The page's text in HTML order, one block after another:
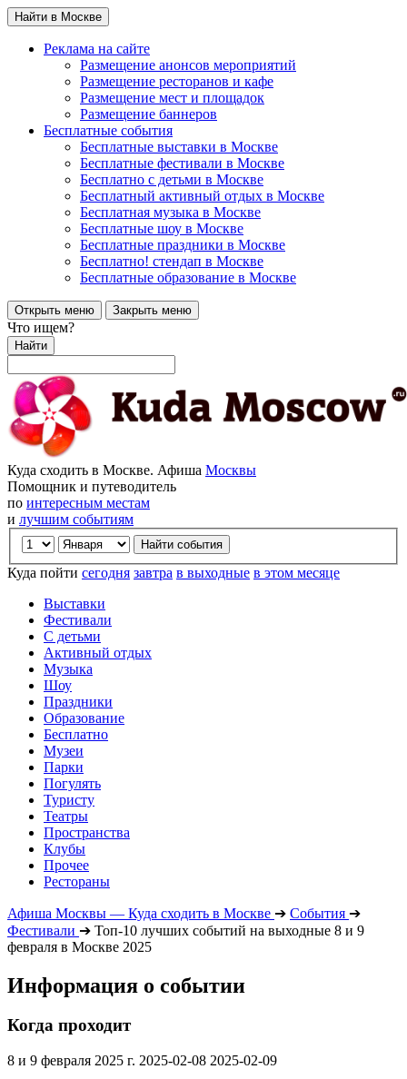
Найти в Москве
Реклама на сайте
Размещение анонсов мероприятий
Размещение ресторанов и кафе
Размещение мест и площадок
Размещение баннеров
Бесплатные события
Бесплатные выставки в Москве
Бесплатные фестивали в Москве
Бесплатно с детьми в Москве
Бесплатный активный отдых в Москве
Бесплатная музыка в Москве
Бесплатные шоу в Москве
Бесплатные праздники в Москве
Бесплатно! стендап в Москве
Бесплатные образование в Москве
Открыть меню Закрыть меню
Что ищем?
Найти
Куда сходить в Москве. Афиша Москвы
Помощник и путеводитель
по интересным местам
и лучшим событиям
Куда пойти сегодня завтра в выходные в этом месяце
Выставки
Фестивали
С детьми
Активный отдых
Музыка
Шоу
Праздники
Образование
Бесплатно
Музеи
Парки
Погулять
Туристу
Театры
Пространства
Клубы
Прочее
Рестораны
Афиша Москвы — Куда сходить в Москве ➔ События ➔
Фестивали ➔ Топ-10 лучших событий на выходные 8 и 9
февраля в Москве 2025
Информация о событии
Когда проходит
8 и 9 февраля 2025 г. 2025-02-08 2025-02-09